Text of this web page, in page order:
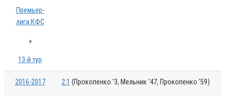
Премьер-
лига КФС
»
13-й тур
2016-2017 2:1 (Прокопенко '3, Мельник '47, Прокопенко '59)